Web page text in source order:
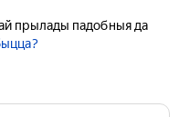
прылады падобныя да